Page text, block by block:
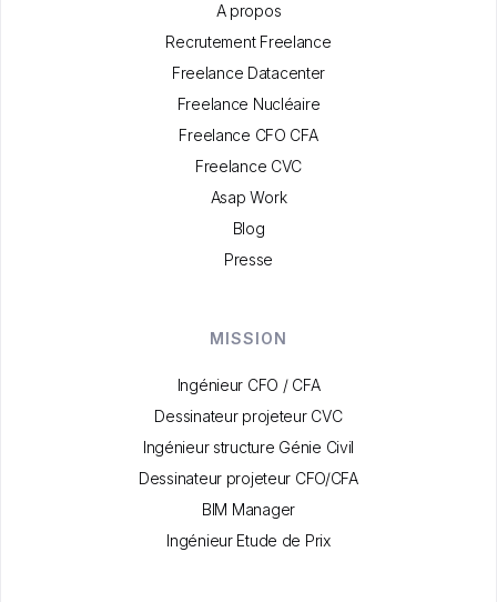
A propos
Recrutement Freelance
Freelance Datacenter
Freelance Nucléaire
Freelance CFO CFA
Freelance CVC
Asap Work
Blog
Presse
MISSION
Ingénieur CFO / CFA
Dessinateur projeteur CVC
Ingénieur structure Génie Civil
Dessinateur projeteur CFO/CFA
BIM Manager
Ingénieur Etude de Prix